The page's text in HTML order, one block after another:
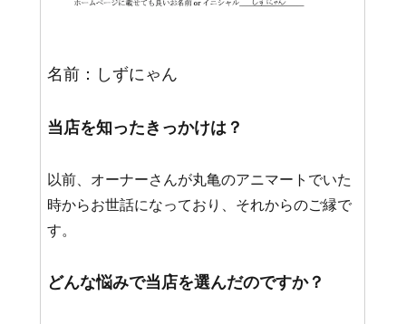
名前：しずにゃん
当店を知ったきっかけは？
以前、オーナーさんが丸亀のアニマートでいた
時からお世話になっており、それからのご縁で
す。
どんな悩みで当店を選んだのですか？